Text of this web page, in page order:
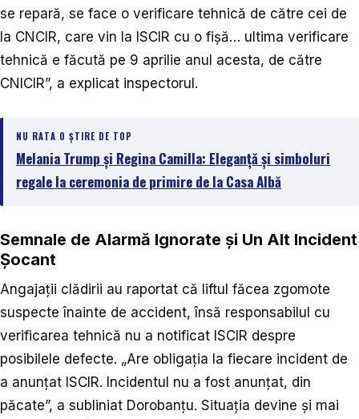
se repară, se face o verificare tehnică de către cei de
la CNCIR, care vin la ISCIR cu o fișă… ultima verificare
tehnică e făcută pe 9 aprilie anul acesta, de către
CNICIR”, a explicat inspectorul.
NU RATA O ȘTIRE DE TOP
Melania Trump și Regina Camilla: Eleganță și simboluri
regale la ceremonia de primire de la Casa Albă
Semnale de Alarmă Ignorate și Un Alt Incident
Șocant
Angajații clădirii au raportat că liftul făcea zgomote
suspecte înainte de accident, însă responsabilul cu
verificarea tehnică nu a notificat ISCIR despre
posibilele defecte. „Are obligația la fiecare incident de
a anunțat ISCIR. Incidentul nu a fost anunțat, din
păcate”, a subliniat Dorobanțu. Situația devine și mai